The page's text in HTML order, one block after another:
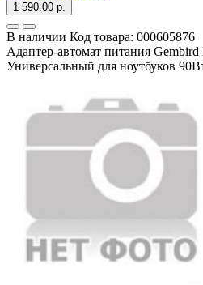
1 590.00 р.
В наличии Код товара: 000605876
Адаптер-автомат питания
Универсальный для ноутбуков